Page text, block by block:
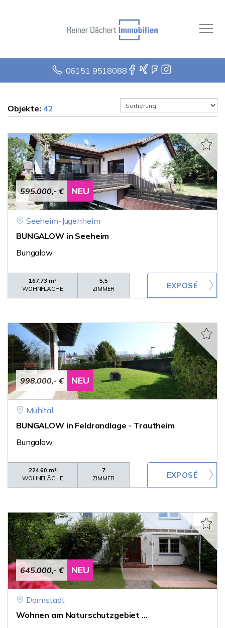
06151 9518088
Objekte: 42
595.000,- € NEU
Seeheim-Jugenheim
BUNGALOW in Seeheim
Bungalow
167,73 m²
WOHNFLÄCHE
5,5
ZIMMER
998.000,- € NEU
Mühltal
BUNGALOW in Feldrandlage - Trautheim
Bungalow
224,60 m²
WOHNFLÄCHE
7
ZIMMER
645.000,- € NEU
Darmstadt
Wohnen am Naturschutzgebiet ...